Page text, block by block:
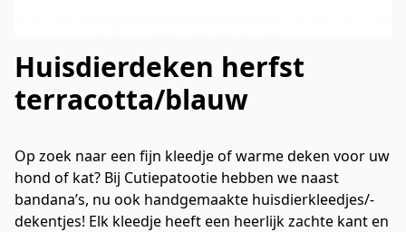
Huisdierdeken herfst
terracotta/blauw
Op zoek naar een fijn kleedje of warme deken voor uw
hond of kat? Bij Cutiepatootie hebben we naast
bandana’s, nu ook handgemaakte huisdierkleedjes/-
dekentjes! Elk kleedje heeft een heerlijk zachte kant en